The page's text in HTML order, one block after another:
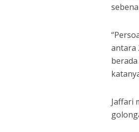
antara
Jaffari